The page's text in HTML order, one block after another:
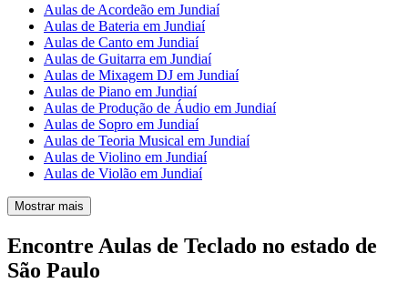
Aulas de Acordeão em Jundiaí
Aulas de Bateria em Jundiaí
Aulas de Canto em Jundiaí
Aulas de Guitarra em Jundiaí
Aulas de Mixagem DJ em Jundiaí
Aulas de Piano em Jundiaí
Aulas de Produção de Áudio em Jundiaí
Aulas de Sopro em Jundiaí
Aulas de Teoria Musical em Jundiaí
Aulas de Violino em Jundiaí
Aulas de Violão em Jundiaí
Mostrar mais
Encontre Aulas de Teclado no estado de
São Paulo